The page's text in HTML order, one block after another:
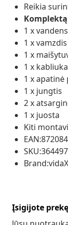
Reikia
1 x
1 x vamzdis
1 x
1 x
1 x apatinė
1 x jungtis
2 x
1 x juosta
Kiti
SKU:364497
Įsigijote